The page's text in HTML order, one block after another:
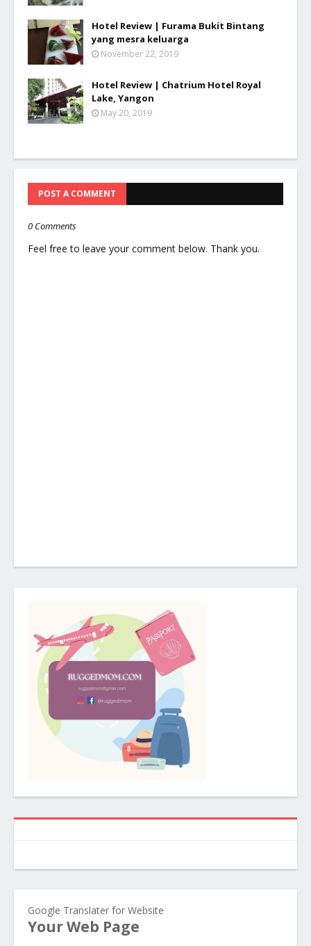
Hotel Review | Furama Bukit Bintang
yang mesra keluarga
November 22, 2019
Hotel Review | Chatrium Hotel Royal
Lake, Yangon
May 20, 2019
POST A COMMENT
0 Comments
Feel free to leave your comment below. Thank you.
Google Translater for Website
Your Web Page